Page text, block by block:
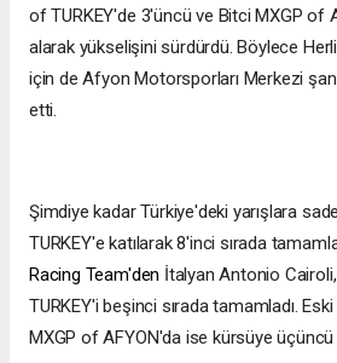
of TURKEY'de 3'üncü ve Bitci MXGP of
alarak yükselişini sürdürdü. Böylece
için de Afyon Motorsporları Merkezi
etti.
Şimdiye kadar Türkiye'deki yarışlara
TURKEY'e katılarak 8'inci sırada
Racing Team'den İtalyan Antonio
TURKEY'i beşinci sırada tamamladı.
MXGP of AFYON'da ise kürsüye üçüncü